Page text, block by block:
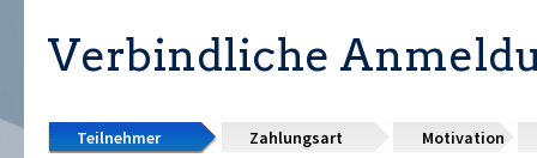
Verbindliche
Teilnehmer Zahlungsart Motivation